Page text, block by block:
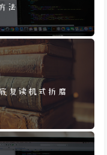
法
复读机式折磨